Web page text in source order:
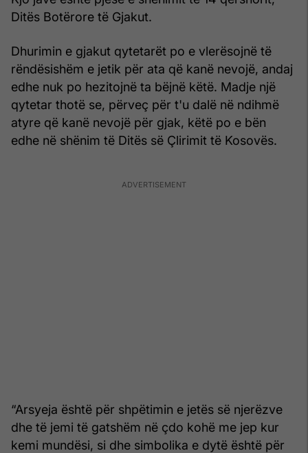
Ditës Botërore të Gjakut.
Dhurimin e gjakut qytetarët po e vlerësojnë të
rëndësishëm e jetik për ata që kanë nevojë, andaj
edhe nuk po hezitojnë ta bëjnë këtë. Madje një
qytetar thotë se, përveç për t'u dalë në ndihmë
atyre që kanë nevojë për gjak, këtë po e bën
edhe në shënim të Ditës së Çlirimit të Kosovës.
“Arsyeja është për shpëtimin e jetës së njerëzve
dhe të jemi të gatshëm në çdo kohë me jep kur
kemi mundësi, si dhe simbolika e dytë është për